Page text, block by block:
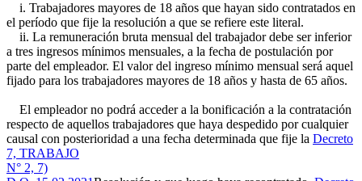
i. Trabajadores mayores de 18 años que hayan sido contratados en
el período que fije la resolución a que se refiere este literal.
ii. La remuneración bruta mensual del trabajador debe ser inferior
a tres ingresos mínimos mensuales, a la fecha de postulación por
parte del empleador. El valor del ingreso mínimo mensual será aquel
fijado para los trabajadores mayores de 18 años y hasta de 65 años.
El empleador no podrá acceder a la bonificación a la contratación
respecto de aquellos trabajadores que haya despedido por cualquier
causal con posterioridad a una fecha determinada que fije la Decreto
7, TRABAJO
N° 2, 7)